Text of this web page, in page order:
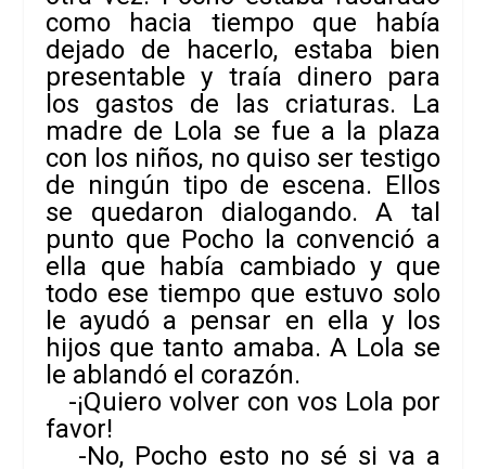
como hacia tiempo que había
dejado de hacerlo, estaba bien
presentable y traía dinero para
los gastos de las criaturas. La
madre de Lola se fue a la plaza
con los niños, no quiso ser testigo
de ningún tipo de escena. Ellos
se quedaron dialogando. A tal
punto que Pocho la convenció a
ella que había cambiado y que
todo ese tiempo que estuvo solo
le ayudó a pensar en ella y los
hijos que tanto amaba. A Lola se
le ablandó el corazón.
-¡Quiero volver con vos Lola por
favor!
-No, Pocho esto no sé si va a